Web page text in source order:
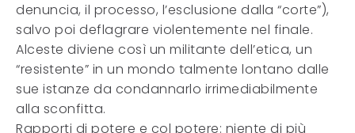
denuncia, il processo, l’esclusione dalla “corte”),
salvo poi deflagrare violentemente nel finale.
Alceste diviene così un militante dell’etica, un
“resistente” in un mondo talmente lontano dalle
sue istanze da condannarlo irrimediabilmente
alla sconfitta.
Rapporti di potere e col potere: niente di più